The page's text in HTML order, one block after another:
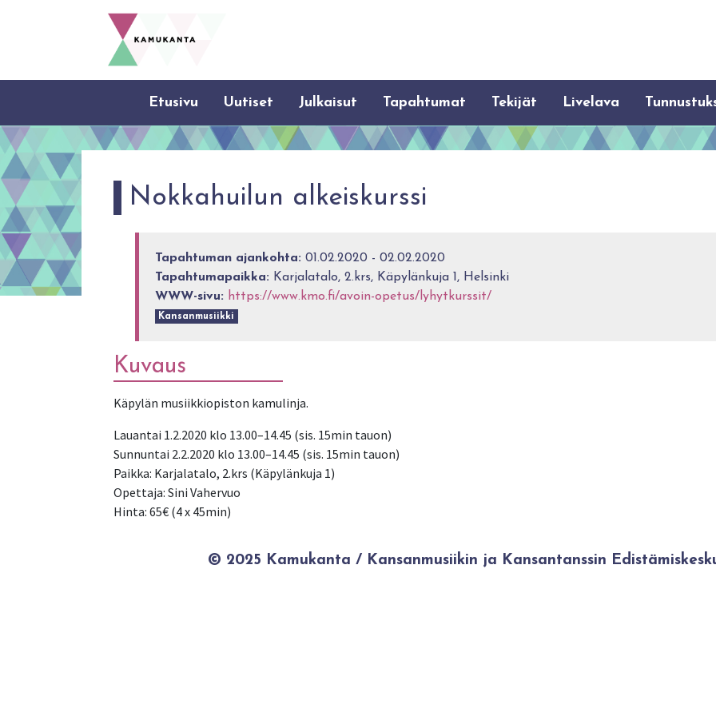
Etusivu Uutiset Julkaisut Tapahtumat Tekijät Livelava
Nokkahuilun alkeiskurssi
Tapahtuman ajankohta: 01.02.2020 - 02.02.2020
Tapahtumapaikka: Karjalatalo, 2.krs, Käpylänkuja 1, Helsinki
WWW-sivu: https://www.kmo.fi/avoin-opetus/lyhytkurssit/
Kansanmusiikki
Kuvaus
Käpylän musiikkiopiston kamulinja.
Lauantai 1.2.2020 klo 13.00–14.45 (sis. 15min tauon)
Sunnuntai 2.2.2020 klo 13.00–14.45 (sis. 15min tauon)
Paikka: Karjalatalo, 2.krs (Käpylänkuja 1)
Opettaja: Sini Vahervuo
Hinta: 65€ (4 x 45min)
© 2025 Kamukanta / Kansanmusiikin ja Kansantanssin